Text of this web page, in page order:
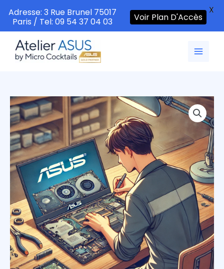
contenu
Adresse: 3 Rue Brunel 75017
Paris / Tel: 09 54 37 04 03
Voir Plan D'Accès
X